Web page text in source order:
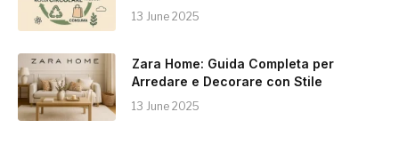
13 June 2025
Zara Home: Guida Completa per
Arredare e Decorare con Stile
13 June 2025